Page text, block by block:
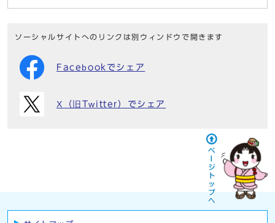
ソーシャルサイトへのリンクは別ウィンドウで開きます
Facebookでシェア
X（旧Twitter）でシェア